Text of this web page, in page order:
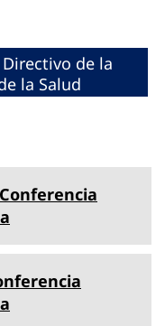
de la
la Salud